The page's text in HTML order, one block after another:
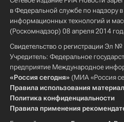
в Федеральной службе по надзору
информационных технологий и
(Роскомнадзор) 08 апреля 2014
Свидетельство о регистрации Эл
Учредитель: Федеральное
предприятие Международное
«Россия сегодня» (МИА «Россия
Правила использования
Политика конфиденциальности
Правила применения